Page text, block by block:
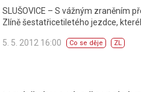
SLUŠOVICE – S vážným zraněním
Zlíně šestatřicetiletého jezdce,
5. 5. 2012 16:00 Co se děje ZL